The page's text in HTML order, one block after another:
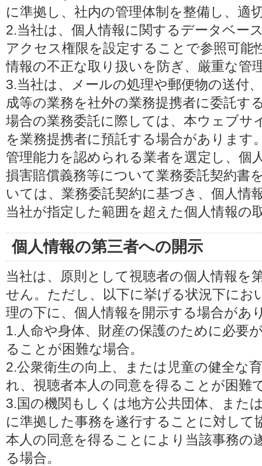
に準拠し、社内の管理体制を整備し、適
2.当社は、個人情報に関するデータベー
アクセス権限を設定することで参照可能
情報の不正な取り扱いを防ぎ、厳重な管
3.当社は、メールの処理や郵便物の送付
成等の業務を社外の業務提携者に委託す
場合の業務委託に際しては、本ウェブサ
を業務提携者に預託する場合があります
管理能力を認められる業者を選定し、個
損害賠償義務等について業務委託契約書
いては、業務委託契約に基づき、個人情
当社が指定した範囲を超えた個人情報の
個人情報の第三者への開示
当社は、原則として視聴者の個人情報を
せん。ただし、以下に挙げる状況下にお
理の下に、個人情報を開示する場合があ
1.人命や身体、財産の保護のために必要
ることが困難な場合。
2.公衆衛生の向上、または児童の健全な
れ、視聴者本人の同意を得ることが困難
3.国の機関もしくは地方公共団体、また
に準拠した事務を遂行することに対して
本人の同意を得ることにより当該事務の
る場合。